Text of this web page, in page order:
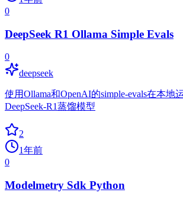
0
DeepSeek R1 Ollama Simple Evals
0
deepseek
使用Ollama和OpenAI的simple-evals在本地
DeepSeek-R1蒸馏模型
2
1年前
0
Modelmetry Sdk Python